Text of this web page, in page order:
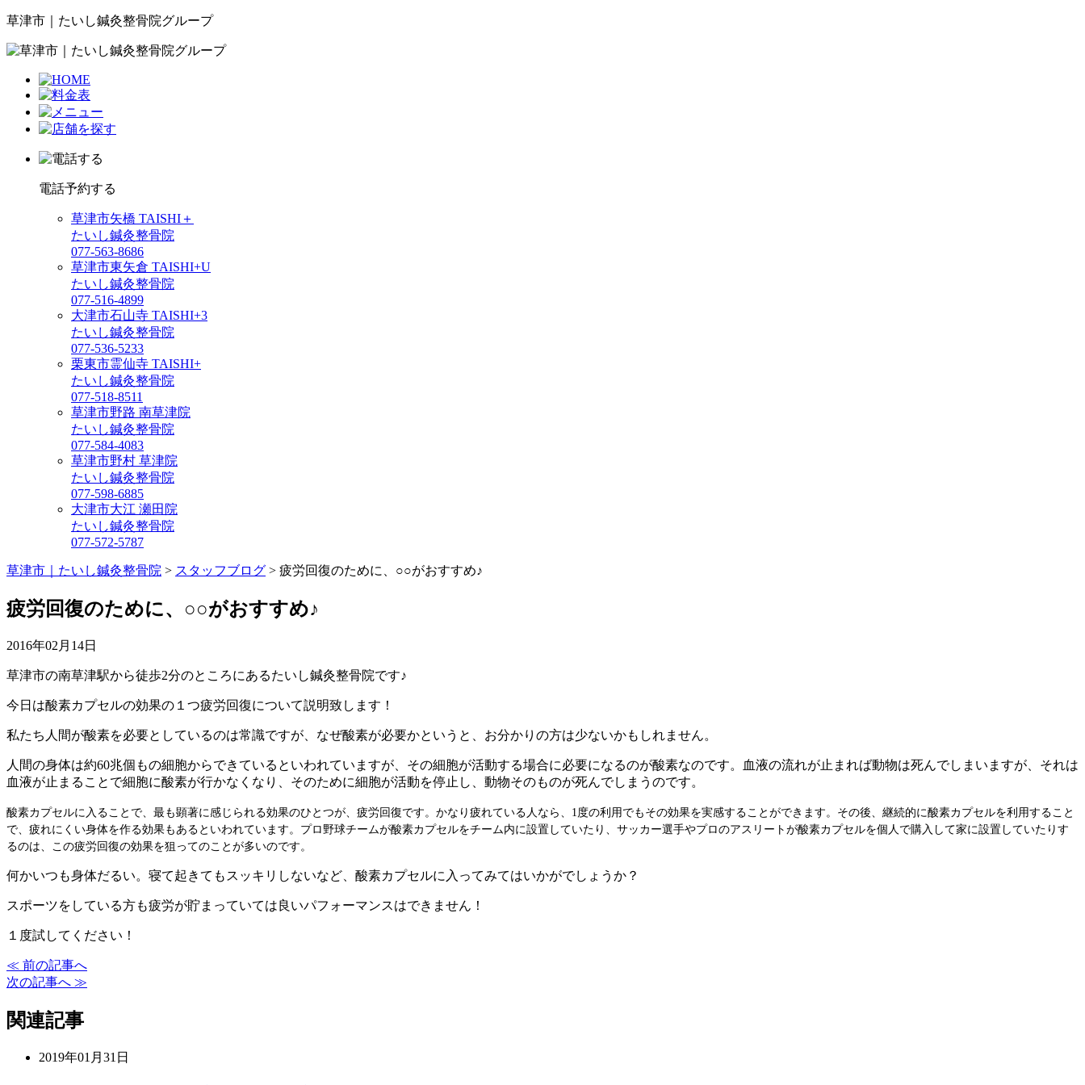
草津市｜たいし鍼灸整骨院グループ
電話予約する
草津市矢橋 TAISHI＋
たいし鍼灸整骨院
077-563-8686
草津市東矢倉 TAISHI+U
たいし鍼灸整骨院
077-516-4899
大津市石山寺 TAISHI+3
たいし鍼灸整骨院
077-536-5233
栗東市霊仙寺 TAISHI+
たいし鍼灸整骨院
077-518-8511
草津市野路 南草津院
たいし鍼灸整骨院
077-584-4083
草津市野村 草津院
たいし鍼灸整骨院
077-598-6885
大津市大江 瀬田院
たいし鍼灸整骨院
077-572-5787
草津市｜たいし鍼灸整骨院 > スタッフブログ > 疲労回復のために、○○がおすすめ♪
疲労回復のために、○○がおすすめ♪
2016年02月14日
草津市の南草津駅から徒歩2分のところにあるたいし鍼灸整骨院です♪
今日は酸素カプセルの効果の１つ疲労回復について説明致します！
私たち人間が酸素を必要としているのは常識ですが、なぜ酸素が必要かというと、お分かりの方は少ないかもしれません。
人間の身体は約60兆個もの細胞からできているといわれていますが、その細胞が活動する場合に必要になるのが酸素なのです。血液の流れが止まれば動物は死んでしまいますが、それは
血液が止まることで細胞に酸素が行かなくなり、そのために細胞が活動を停止し、動物そのものが死んでしまうのです。
酸素カプセルに入ることで、最も顕著に感じられる効果のひとつが、疲労回復です。かなり疲れている人なら、1度の利用でもその効果を実感することができます。その後、継続的に酸素カプセルを利用すること
で、疲れにくい身体を作る効果もあるといわれています。プロ野球チームが酸素カプセルをチーム内に設置していたり、サッカー選手やプロのアスリートが酸素カプセルを個人で購入して家に設置していたりす
るのは、この疲労回復の効果を狙ってのことが多いのです。
何かいつも身体だるい。寝て起きてもスッキリしないなど、酸素カプセルに入ってみてはいかがでしょうか？
スポーツをしている方も疲労が貯まっていては良いパフォーマンスはできません！
１度試してください！
≪ 前の記事へ
次の記事へ ≫
関連記事
2019年01月31日